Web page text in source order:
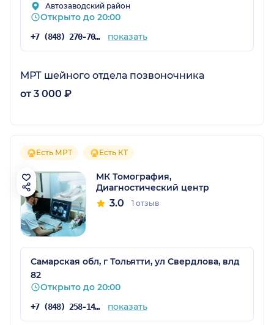
Автозаводский район
Открыто до 20:00
+7 (848) 270-70-73 показать
МРТ шейного отдела позвоночника
от 3 000 ₽
Есть МРТ Есть КТ
МК Томография,
Диагностический центр
3.0 1 отзыв
Самарская обл, г Тольятти, ул Свердлова, влд
82
Открыто до 20:00
+7 (848) 258-14-95 показать